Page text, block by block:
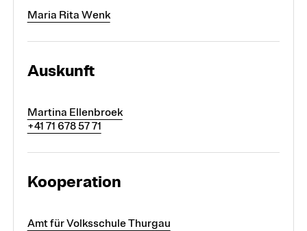
Maria Rita Wenk
Auskunft
Martina Ellenbroek
+41 71 678 57 71
Kooperation
Amt für Volksschule Thurgau